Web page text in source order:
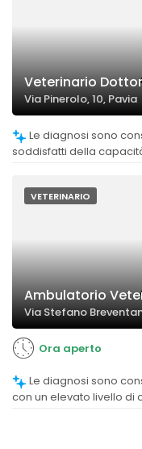
Veterinario
Via Pinerolo, 10, Pavia
soddisfatti della
VETERINARIO
Ambulatorio
Via Stefano
Ora aperto
con un elevato livello